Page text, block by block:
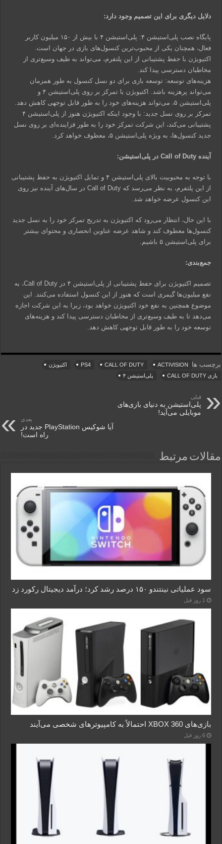
دلایل دیگری برای این تصمیم وجود دارد:
پایگاه نصب پلی‌استیشن ۴: پلی‌استیشن ۴ با بیش از ۱۵۰ میلیون کاربر
فعال، همچنان یکی از محبوب‌ترین کنسول‌های بازی در جهان است.
اکتیویژن با حفظ پشتیبانی از این پلتفرم، می‌تواند به طیف وسیع‌تری از
مخاطبان دسترسی پیدا کند.
هزینه‌های توسعه: توسعه بازی برای دو نسل کنسول به طور همزمان
می‌تواند پرهزینه باشد. اکتیویژن با تمرکز بر روی پلی‌استیشن ۴ و
پلی‌استیشن ۵، می‌تواند هزینه‌های خود را به طور قابل توجهی کاهش دهد.
تمرکز بر روی نسل جدید: با وجود اینکه اکتیویژن هنوز از پلی‌استیشن ۴
پشتیبانی می‌کند، این شرکت تمرکز خود را به طور فزاینده‌ای بر روی نسل
جدید کنسول‌ها، به ویژه پلی‌استیشن ۵، معطوف خواهد کرد.
آینده Call of Duty در پلی‌استیشن:
با توجه به محبوبیت بالای پلی‌استیشن ۴ و تمایل اکتیویژن به حفظ پشتیبانی
از این پلتفرم، به نظر می‌رسد که Call of Duty در سال‌های آینده نیز روی
این کنسول عرضه خواهد شد.
با این حال، انتظار می‌رود که اکتیویژن به تدریج تمرکز خود را به نسل جدید
کنسول‌ها معطوف کند و شاهد عرضه عناوین انحصاری و محتوای بیشتر
برای پلی‌استیشن ۵ باشیم.
جمع‌بندی:
تصمیم اکتیویژن برای حفظ پشتیبانی از پلی‌استیشن ۴ در Call of Duty، به
نفع میلیون‌ها گیمری است که هنوز از این کنسول استفاده می‌کنند. این
موضوع همچنین به نفع خود اکتیویژن خواهد بود، زیرا به این شرکت اجازه
می‌دهد تا به طیف وسیع‌تری از مخاطبان دسترسی پیدا کند و هزینه‌های
توسعه خود را به طور قابل توجهی کاهش دهد.
برچسب ها ACTIVISION
CALL OF DUTY
PS4
اکتیویژن
بازی CALL OF DUTY
پلی‌استیشن ۴
قبلی
پلی‌استیشن به دنیای بازی‌های
موبایلی می‌آید!
بعدی
آیا شوکیس PlayStation جدید در
راه است!
مقالات مرتبط
سود عملیاتی نینتندو ۱۵۰ درصد رشد کرد؛ درآمد دیجیتال رکورد زد
1 روز قبل
بازی‌های XBOX 360 احتمالاً به کامپیوترهای شخصی می‌آیند
6 روز قبل